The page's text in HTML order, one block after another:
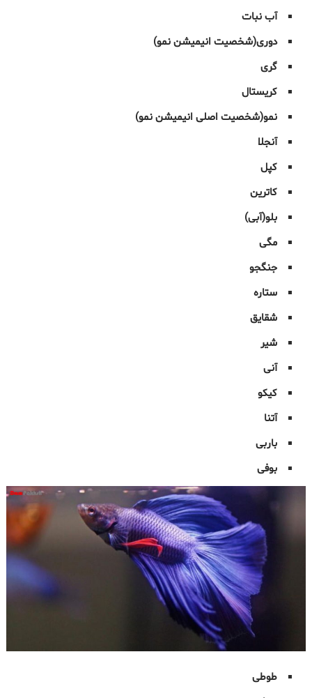
آب نبات
دوری(شخصیت انیمیشن نمو)
گری
کریستال
نمو(شخصیت اصلی انیمیشن نمو)
آنجلا
کپل
کاترین
بلو(آبی)
مگی
جنگجو
ستاره
شقایق
شیر
آنی
کیکو
آتنا
باربی
بوفی
طوطی